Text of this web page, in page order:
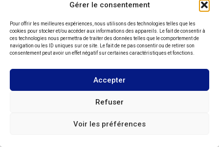
Gérer le consentement
Pour offrir les meilleures expériences, nous utilisons des technologies telles que les
cookies pour stocker et/ou accéder aux informations des appareils. Le fait de consentir à
ces technologies nous permettra de traiter des données telles que le comportement de
navigation ou les ID uniques sur ce site. Le fait de ne pas consentir ou de retirer son
consentement peut avoir un effet négatif sur certaines caractéristiques et fonctions.
Accepter
Refuser
Voir les préférences
On continue sur les coteaux, en traversant Pomarez,